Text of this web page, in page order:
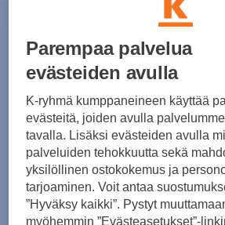
Koko
Parempaa palvelua
evästeiden avulla
K-ryhmä kumppaneineen käyttää
evästeitä, joiden avulla
tavalla. Lisäksi evästeiden avulla
palveluiden tehokkuutta sekä
yksilöllinen ostokokemus ja
tarjoaminen. Voit antaa
”Hyväksy kaikki”. Pystyt
myöhemmin ”Evästeasetukset”-